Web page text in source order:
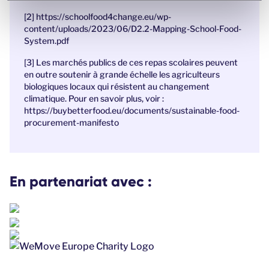
[2] https://schoolfood4change.eu/wp-
content/uploads/2023/06/D2.2-Mapping-School-Food-
System.pdf
[3] Les marchés publics de ces repas scolaires peuvent
en outre soutenir à grande échelle les agriculteurs
biologiques locaux qui résistent au changement
climatique. Pour en savoir plus, voir :
https://buybetterfood.eu/documents/sustainable-food-
procurement-manifesto
En partenariat avec :